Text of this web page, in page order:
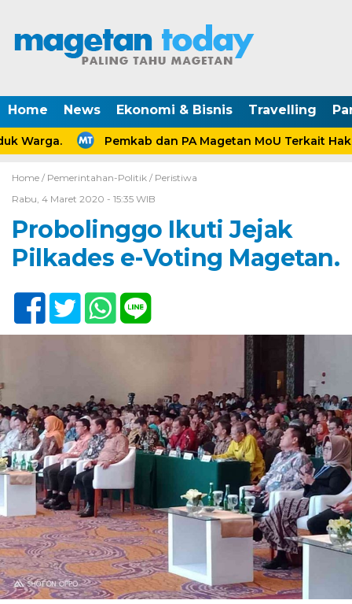
Home News Ekonomi & Bisnis Travelling
Warga. Pemkab dan PA Magetan MoU Terkait Hak
Home / Pemerintahan-Politik / Peristiwa
Rabu, 4 Maret 2020 - 15:35 WIB
Probolinggo Ikuti Jejak
Pilkades e-Voting Magetan.